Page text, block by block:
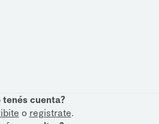
tenés cuenta?
o registrate.